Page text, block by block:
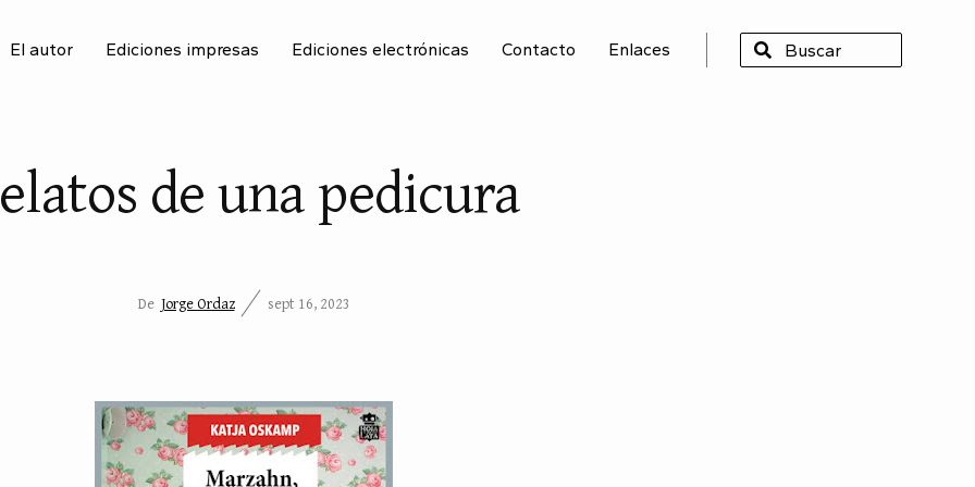
El autor Ediciones impresas Ediciones electrónicas Contacto Enlaces
BUSCAR
de una pedicura
De Jorge Ordaz sept 16, 2023